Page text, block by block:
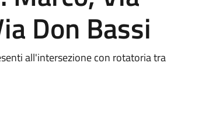
Don Bassi
all'intersezione con rotatoria tra